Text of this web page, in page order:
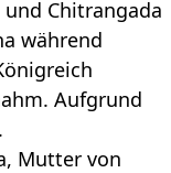
Chitrangada
während
Aufgrund
Mutter von